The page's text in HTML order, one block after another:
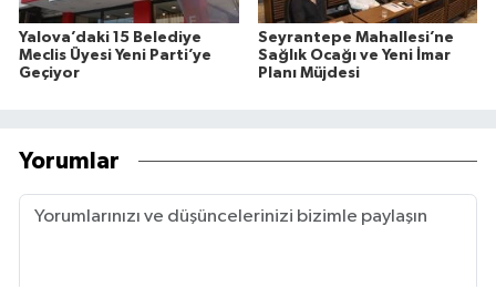
Yalova’daki 15 Belediye
Meclis Üyesi Yeni Parti’ye
Geçiyor
Seyrantepe Mahallesi’ne
Sağlık Ocağı ve Yeni İmar
Planı Müjdesi
Yorumlar